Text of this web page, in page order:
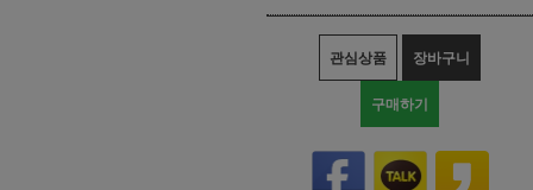
관심상품 장바구니
구매하기